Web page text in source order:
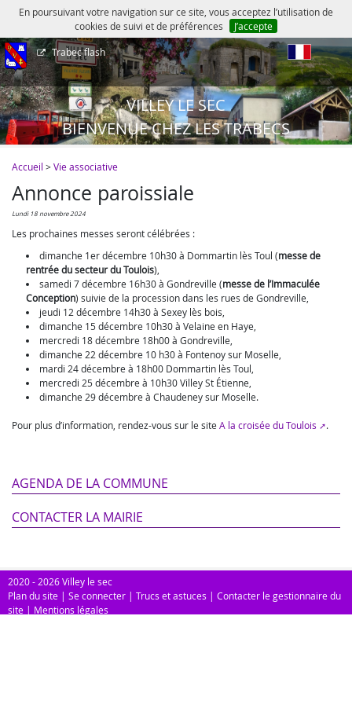
En poursuivant votre navigation sur ce site, vous acceptez l’utilisation de
cookies de suivi et de préférences
J’accepte
Trabec flash
VILLEY LE SEC
BIENVENUE CHEZ LES TRABECS
Accueil >Vie associative
Annonce paroissiale
lundi 18 novembre 2024
Les prochaines messes seront célébrées :
dimanche 1er décembre 10h30 à Dommartin lès Toul (messe de
rentrée du secteur du Toulois),
samedi 7 décembre 16h30 à Gondreville (messe de l’Immaculée
Conception) suivie de la procession dans les rues de Gondreville,
jeudi 12 décembre 14h30 à Sexey lès bois,
dimanche 15 décembre 10h30 à Velaine en Haye,
mercredi 18 décembre 18h00 à Gondreville,
dimanche 22 décembre 10 h30 à Fontenoy sur Moselle,
mardi 24 décembre à 18h00 Dommartin lès Toul,
mercredi 25 décembre à 10h30 Villey St Étienne,
dimanche 29 décembre à Chaudeney sur Moselle.
Pour plus d’information, rendez-vous sur le site A la croisée du Toulois .
AGENDA DE LA COMMUNE
CONTACTER LA MAIRIE
2020 - 2026 Villey le sec
Plan du site | Se connecter | Trucs et astuces | Contacter le gestionnaire du
site | Mentions légales